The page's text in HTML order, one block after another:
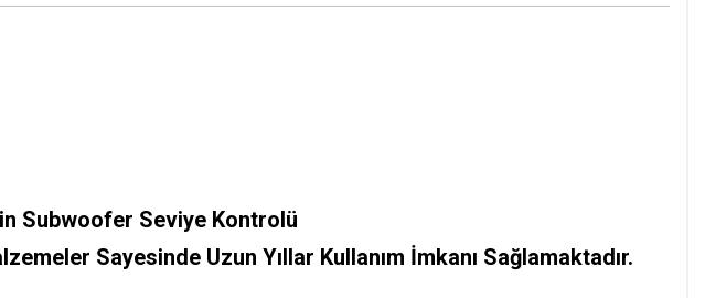
Subwoofer Seviye Kontrolü
Sayesinde Uzun Yıllar Kullanım İmkanı Sağlamaktadır.